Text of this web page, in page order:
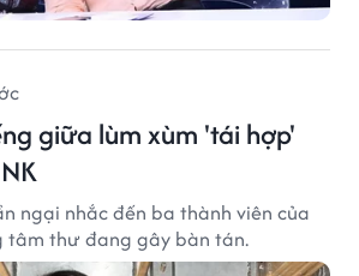
giữa lùm xùm 'tái hợp'
ngại nhắc đến ba thành viên của
tâm thư đang gây bàn tán.